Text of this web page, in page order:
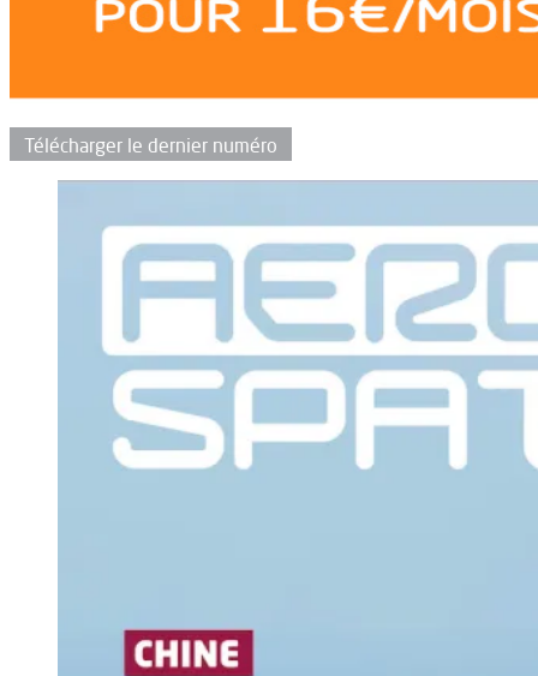
Télécharger le dernier numéro